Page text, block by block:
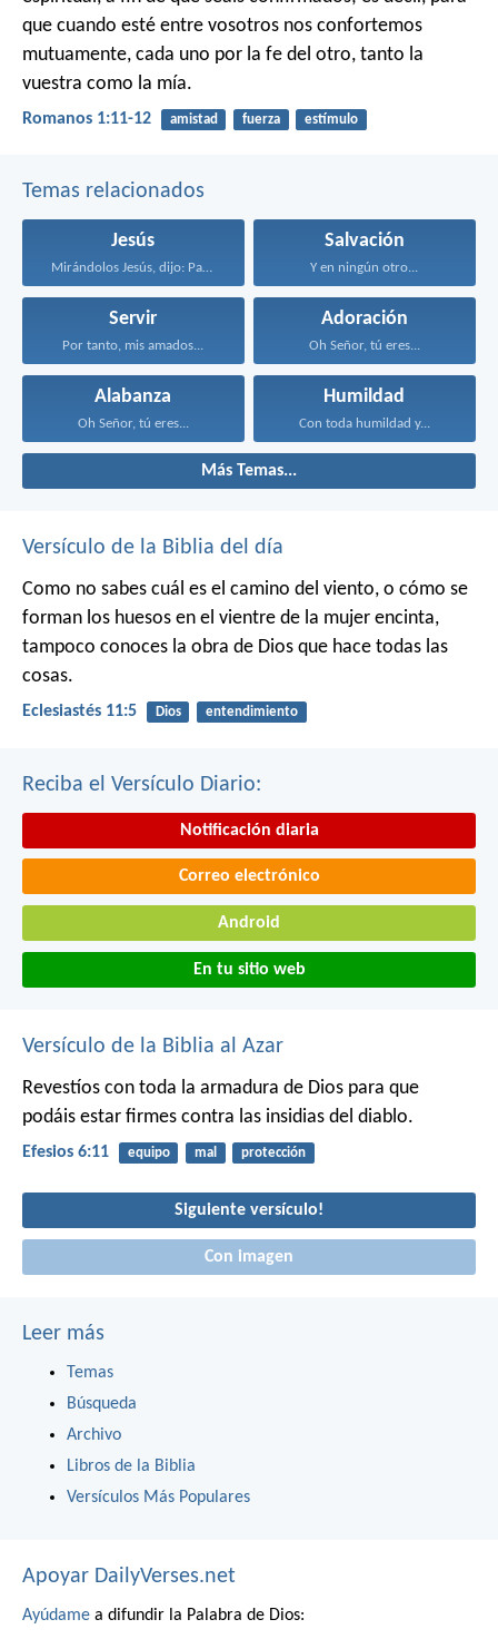
que cuando esté entre vosotros nos confortemos
mutuamente, cada uno por la fe del otro, tanto la
vuestra como la mía.
Romanos 1:11-12 amistad fuerza estímulo
Temas relacionados
Jesús
Mirándolos Jesús, dijo: Para...
Salvación
Y en ningún otro...
Servir
Por tanto, mis amados...
Adoración
Oh Señor, tú eres...
Alabanza
Oh Señor, tú eres...
Humildad
Con toda humildad y...
Más Temas...
Versículo de la Biblia del día
Como no sabes cuál es el camino del viento, o cómo se
forman los huesos en el vientre de la mujer encinta,
tampoco conoces la obra de Dios que hace todas las
cosas.
Eclesiastés 11:5 Dios entendimiento
Reciba el Versículo Diario:
Notificación diaria
Correo electrónico
Android
En tu sitio web
Versículo de la Biblia al Azar
Revestíos con toda la armadura de Dios para que
podáis estar firmes contra las insidias del diablo.
Efesios 6:11 equipo mal protección
Siguiente versículo!
Con imagen
Leer más
Temas
Búsqueda
Archivo
Libros de la Biblia
Versículos Más Populares
Apoyar DailyVerses.net
Ayúdame a difundir la Palabra de Dios: